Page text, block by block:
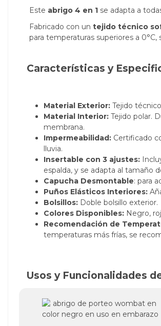
Este abrigo 4 en 1 se adapta a
Fabricado con un tejido técnico
para temperaturas superiores a 0°C,
Características y
Material Exterior: Tejido
Material Interior: Tejido polar.
membrana.
Impermeabilidad: Certificado
lluvia.
Insertable con 3 ajustes:
espalda, y se adapta al tamaño
Capucha Desmontable: para
Puños Elásticos Interiores:
Bolsillos: Doble bolsillo exterior.
Colores Disponibles: Negro,
Recomendación de
temperaturas más frías, se
Usos y Funcionalidades